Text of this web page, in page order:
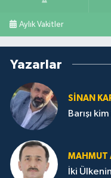
Aylık Vakitler
Yazarlar
SİNAN
Barışı
MAHMUT
İki